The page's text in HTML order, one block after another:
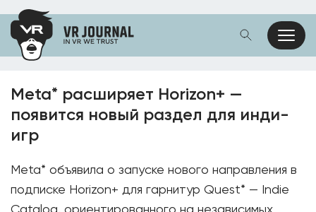
Meta* расширяет Horizon+ —
появится новый раздел для инди-
игр
Meta* объявила о запуске нового направления в
подписке Horizon+ для гарнитур Quest* — Indie